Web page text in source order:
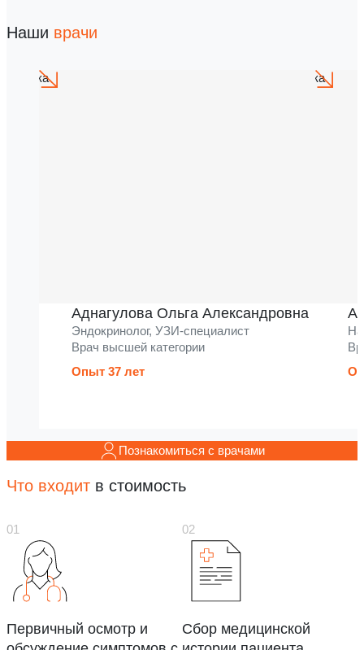
Наши врачи
Аднагулова Ольга Александровна
Эндокринолог, УЗИ-специалист
Врач высшей категории
Опыт 37 лет
Познакомиться с врачами
Что входит в стоимость
Первичный осмотр и
Сбор медицинской